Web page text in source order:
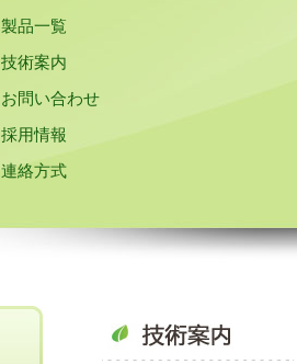
製品一覧
技術案内
お問い合わせ
採用情報
連絡方式